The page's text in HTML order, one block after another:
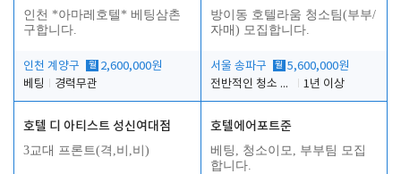
인천 *아마레호텔* 베팅삼촌
구합니다.
인천 계양구 월 2,600,000원
베팅
경력무관
방이동 호텔라움 청소팀(부부/
자매) 모집합니다.
서울 송파구 월 5,600,000원
전반적인 청소 업무(객실청소.객실정리)
1년 이상
호텔 디 아티스트 성신여대점
3교대 프론트(격,비,비)
호텔에어포트준
베팅, 청소이모, 부부팀 모집
합니다.